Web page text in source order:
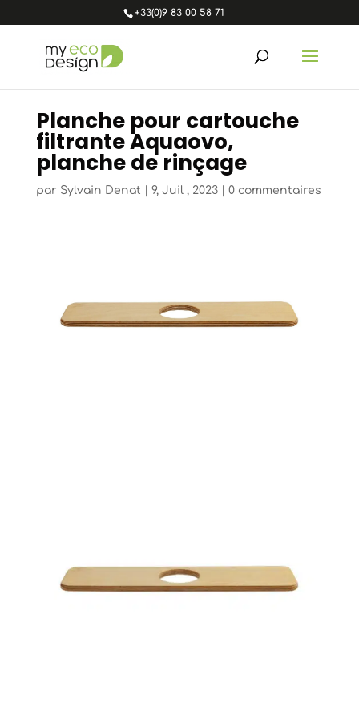
+33(0)9 83 00 58 71
Planche pour cartouche
filtrante Aquaovo,
planche de rinçage
par Sylvain Denat 9, Juil , 2023| 0 commentaires